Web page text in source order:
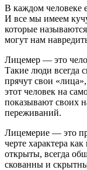
В каждом человеке
И все мы имеем
которые
могут нам
Лицемер — это
Такие люди всегда
прячут свои
этот человек на
показывают своих
переживаний.
Лицемерие — это
черте характера
открыты, всегда
скованны и